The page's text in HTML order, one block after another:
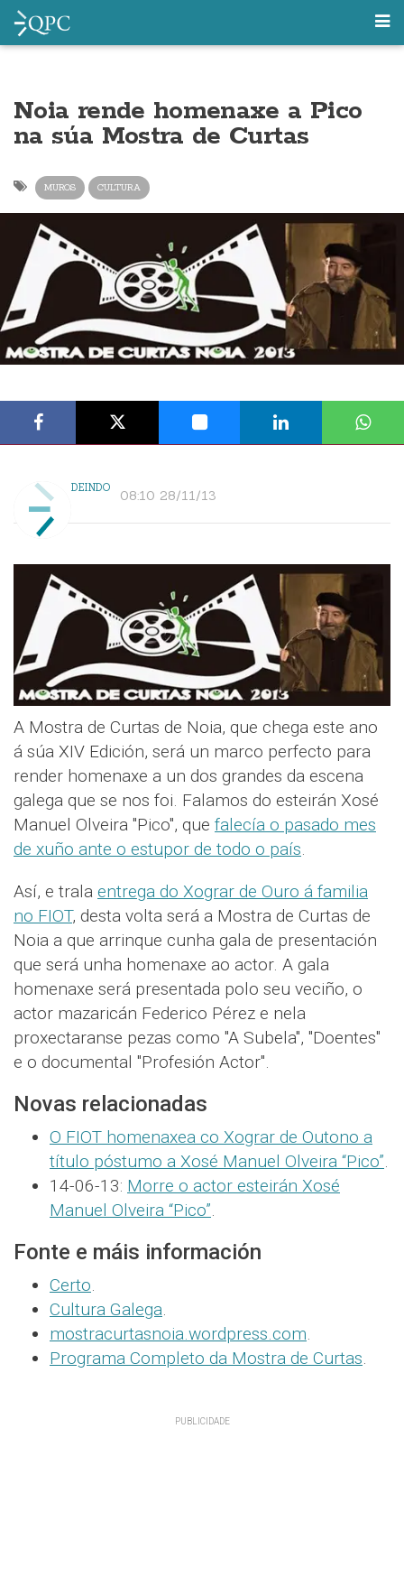
Noia rende homenaxe a Pico
na súa Mostra de Curtas
MUROS CULTURA
DEINDO 08:10 28/11/13
A Mostra de Curtas de Noia, que chega este ano
á súa XIV Edición, será un marco perfecto para
render homenaxe a un dos grandes da escena
galega que se nos foi. Falamos do esteirán Xosé
Manuel Olveira "Pico", que falecía o pasado mes
de xuño ante o estupor de todo o país.
Así, e trala entrega do Xograr de Ouro á familia
no FIOT, desta volta será a Mostra de Curtas de
Noia a que arrinque cunha gala de presentación
que será unha homenaxe ao actor. A gala
homenaxe será presentada polo seu veciño, o
actor mazaricán Federico Pérez e nela
proxectaranse pezas como "A Subela", "Doentes"
e o documental "Profesión Actor".
Novas relacionadas
O FIOT homenaxea co Xograr de Outono a
título póstumo a Xosé Manuel Olveira “Pico”.
14-06-13: Morre o actor esteirán Xosé
Manuel Olveira “Pico”.
Fonte e máis información
Certo.
Cultura Galega.
mostracurtasnoia.wordpress.com.
Programa Completo da Mostra de Curtas.